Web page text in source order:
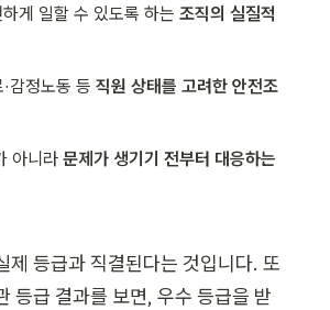
게 일할 수 있도록 하는 조직의 실질적
·감정노동 등 직원 상태를 고려한 안전조
아니라 문제가 생기기 전부터 대응하는
제 등급과 직결된다는 것입니다. 또
등급 결과를 보면, 우수 등급을 받